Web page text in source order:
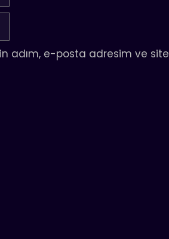
adım, e-posta adresim ve site